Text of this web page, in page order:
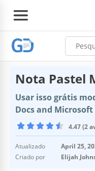
Nota Pastel
Usar isso grátis
Docs and Microsoft
4.47 (2
Atualizado
April 25,
Criado por
Elijah